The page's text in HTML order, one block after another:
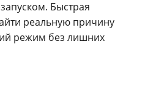
Быстрая
реальную причину
режим без лишних